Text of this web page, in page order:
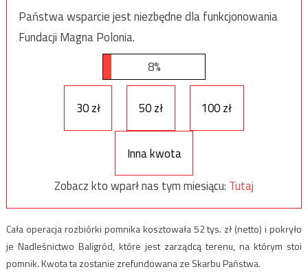
Państwa wsparcie jest niezbędne dla funkcjonowania
Fundacji Magna Polonia.
8%
30 zł 50 zł 100 zł
Inna kwota
Zobacz kto wparł nas tym miesiącu: Tutaj
Cała operacja rozbiórki pomnika kosztowała 52 tys. zł (netto) i pokryło
je Nadleśnictwo Baligród, które jest zarządcą terenu, na którym stoi
pomnik. Kwota ta zostanie zrefundowana ze Skarbu Państwa.